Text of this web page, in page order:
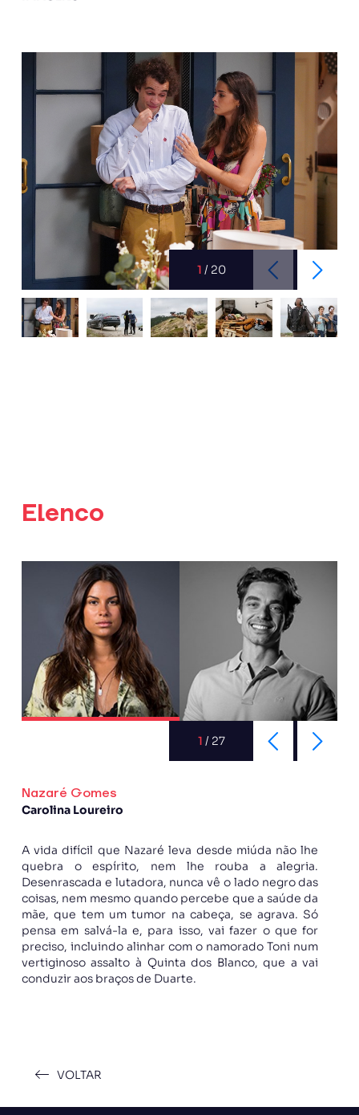
1 / 20
Elenco
1 / 27
Nazaré Gomes
Carolina Loureiro
A vida difícil que Nazaré leva desde miúda não lhe
quebra o espírito, nem lhe rouba a alegria.
Desenrascada e lutadora, nunca vê o lado negro das
coisas, nem mesmo quando percebe que a saúde da
mãe, que tem um tumor na cabeça, se agrava. Só
pensa em salvá-la e, para isso, vai fazer o que for
preciso, incluindo alinhar com o namorado Toni num
vertiginoso assalto à Quinta dos Blanco, que a vai
conduzir aos braços de Duarte.
VOLTAR